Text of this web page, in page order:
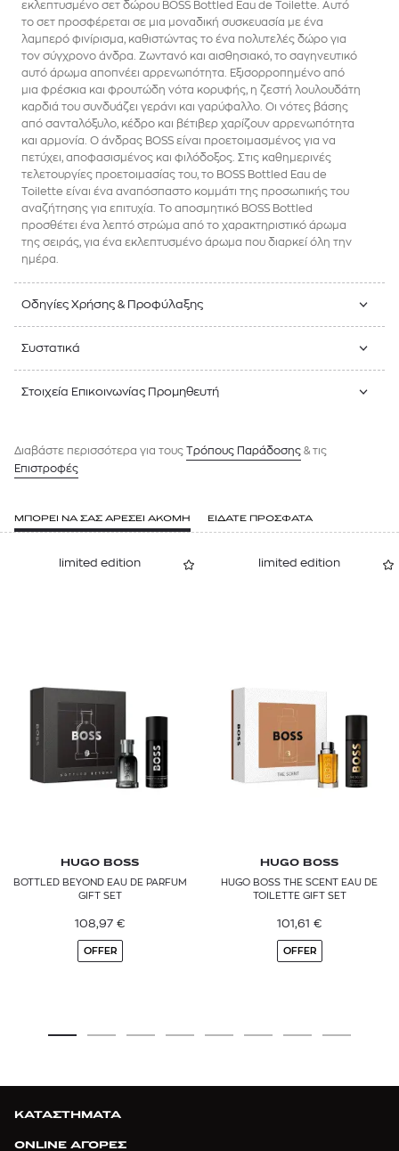
εκλεπτυσμένο σετ δώρου BOSS Bottled Eau de Toilette. Αυτό
το σετ προσφέρεται σε μια μοναδική συσκευασία με ένα
λαμπερό φινίρισμα, καθιστώντας το ένα πολυτελές δώρο για
τον σύγχρονο άνδρα. Ζωντανό και αισθησιακό, το σαγηνευτικό
αυτό άρωμα αποπνέει αρρενωπότητα. Εξισορροπημένο από
μια φρέσκια και φρουτώδη νότα κορυφής, η ζεστή λουλουδάτη
καρδιά του συνδυάζει γεράνι και γαρύφαλλο. Οι νότες βάσης
από σανταλόξυλο, κέδρο και βέτιβερ χαρίζουν αρρενωπότητα
και αρμονία. Ο άνδρας BOSS είναι προετοιμασμένος για να
πετύχει, αποφασισμένος και φιλόδοξος. Στις καθημερινές
τελετουργίες προετοιμασίας του, το BOSS Bottled Eau de
Toilette είναι ένα αναπόσπαστο κομμάτι της προσωπικής του
αναζήτησης για επιτυχία. Το αποσμητικό BOSS Bottled
προσθέτει ένα λεπτό στρώμα από το χαρακτηριστικό άρωμα
της σειράς, για ένα εκλεπτυσμένο άρωμα που διαρκεί όλη την
ημέρα.
Οδηγίες Χρήσης & Προφύλαξης
Συστατικά
Στοιχεία Επικοινωνίας Προμηθευτή
Διαβάστε περισσότερα για τους Tρόπους Παράδοσης & τις
Επιστροφές
ΜΠΟΡΕΙ ΝΑ ΣΑΣ ΑΡΕΣΕΙ ΑΚΟΜΗ ΕΙΔΑΤΕ ΠΡΟΣΦΑΤΑ
limited edition
HUGO BOSS
BOTTLED BEYOND EAU DE PARFUM
GIFT SET
108,97 €
OFFER
limited edition
HUGO BOSS
HUGO BOSS THE SCENT EAU DE
TOILETTE GIFT SET
101,61 €
OFFER
ΚΑΤΑΣΤΗΜΑΤΑ
ONLINE ΑΓΟΡΕΣ